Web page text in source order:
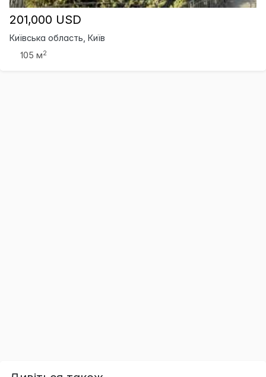
201,000 USD
Київська область, Київ
105 м2